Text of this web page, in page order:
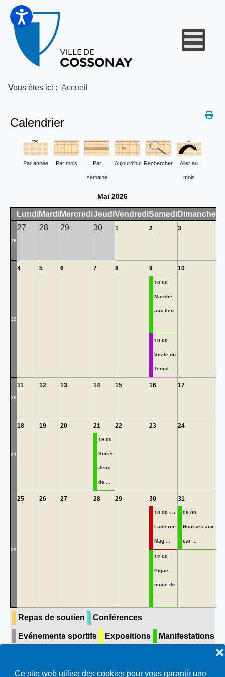
Ce site web utilise des cookies pour vous garantir une
❌
Vous êtes ici : Accueil
Calendrier
Par année Par mois Par
semaine
Aujourd'hui Rechercher Aller au
mois
Mai 2026
LundiMardiMercrediJeudiVendrediSamediDimanche
18
27 28 29 30 1 2 3
19
4 5 6 7 8 9
10:00
Marché
aux fleu
10:00
Visite du
Templ ...
10
20
11 12 13 14 15 16 17
21
18 19 20 21
19:00
Soirée
Jeux
de ...
22 23 24
22
25 26 27 28 29 30
10:00 La
Lanterne
Mag ...
12:00
Pique-
nique de
31
09:00
Bourses aux
car ...
Repas de soutien Conférences
Evénements sportifs Expositions Manifestations